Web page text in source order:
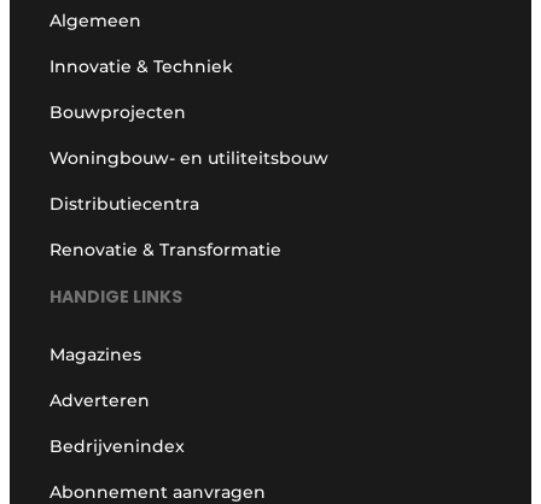
Algemeen
Innovatie & Techniek
Bouwprojecten
Woningbouw- en utiliteitsbouw
Distributiecentra
Renovatie & Transformatie
HANDIGE LINKS
Magazines
Adverteren
Bedrijvenindex
Abonnement aanvragen